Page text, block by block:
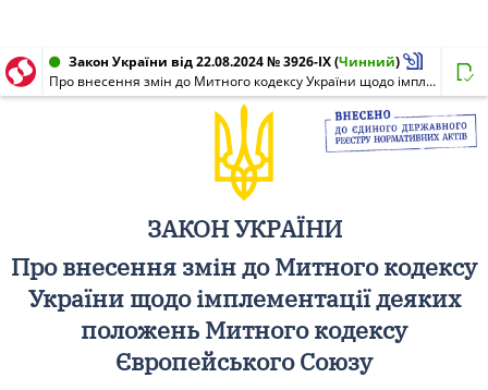
Закон України від 22.08.2024 № 3926-IX(Чинний)
Про внесення змін до Митного кодексу України щодо імплементації деяких положень Митного кодексу Європейського Союзу